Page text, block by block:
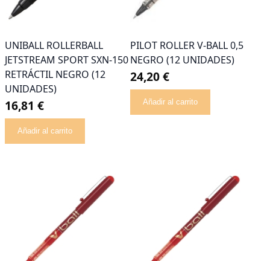
UNIBALL ROLLERBALL
JETSTREAM SPORT SXN-150
RETRÁCTIL NEGRO (12
UNIDADES)
16,81 €
Añadir al carrito
PILOT ROLLER V-BALL 0,5
NEGRO (12 UNIDADES)
24,20 €
Añadir al carrito